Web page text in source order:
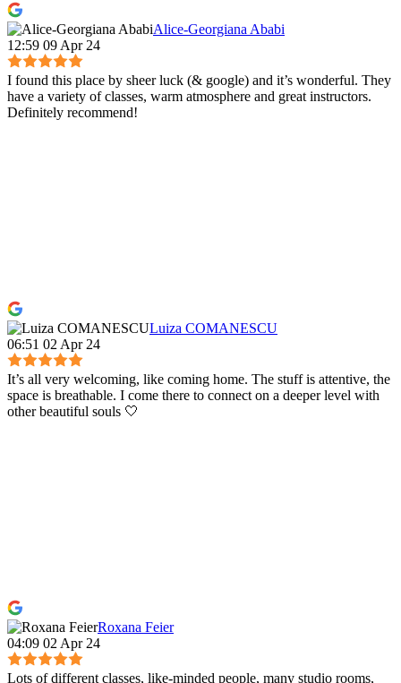
Alice-Georgiana Ababi
12:59 09 Apr 24
I found this place by sheer luck (& google) and it’s wonderful. They
have a variety of classes, warm atmosphere and great instructors.
Definitely recommend!
Luiza COMANESCU
06:51 02 Apr 24
It’s all very welcoming, like coming home. The stuff is attentive, the
space is breathable. I come there to connect on a deeper level with
other beautiful souls 🤍
Roxana Feier
04:09 02 Apr 24
Lots of different classes, like-minded people, many studio rooms,